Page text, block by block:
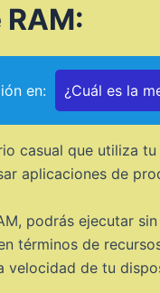
RAM:
en: ¿Cuál es la
casual que utiliza
aplicaciones de
podrás ejecutar
términos de
velocidad de tu